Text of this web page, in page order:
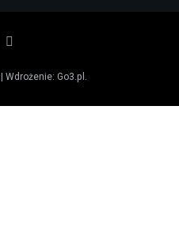
| Wdrożenie: Go3.pl.